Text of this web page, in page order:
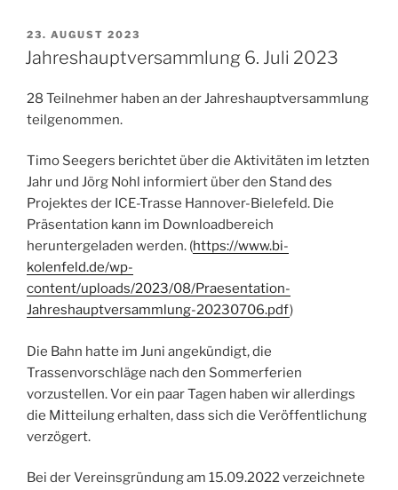
VERÖFFENTLICHT
AM
23. AUGUST 2023
Jahreshauptversammlung 6. Juli 2023
28 Teilnehmer haben an der Jahreshauptversammlung
teilgenommen.
Timo Seegers berichtet über die Aktivitäten im letzten
Jahr und Jörg Nohl informiert über den Stand des
Projektes der ICE-Trasse Hannover-Bielefeld. Die
Präsentation kann im Downloadbereich
heruntergeladen werden. (https://www.bi-
kolenfeld.de/wp-
content/uploads/2023/08/Praesentation-
Jahreshauptversammlung-20230706.pdf)
Die Bahn hatte im Juni angekündigt, die
Trassenvorschläge nach den Sommerferien
vorzustellen. Vor ein paar Tagen haben wir allerdings
die Mitteilung erhalten, dass sich die Veröffentlichung
verzögert.
Bei der Vereinsgründung am 15.09.2022 verzeichnete